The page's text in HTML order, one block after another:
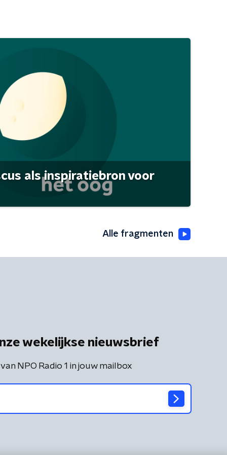
als inspiratiebron voor
Alle fragmenten
wekelijkse nieuwsbrief
NPO Radio 1 in jouw mailbox